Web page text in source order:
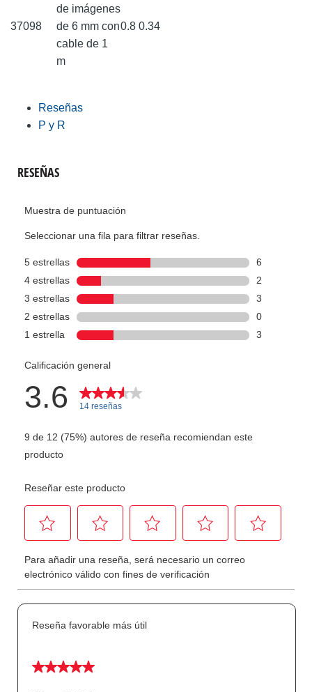
37098
de imágenes
de 6 mm con
cable de 1
m
0.8 0.34
Reseñas
P y R